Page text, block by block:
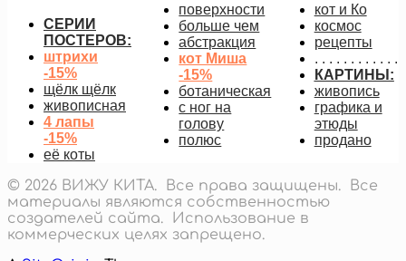
СЕРИИ
ПОСТЕРОВ:
штрихи
-15%
щёлк щёлк
живописная
4 лапы
-15%
её коты
поверхности
больше чем
абстракция
кот Миша
-15%
ботаническая
с ног на
голову
полюс
кот и Ко
космос
рецепты
. . . . . . . . . . . .
КАРТИНЫ:
живопись
графика и
этюды
продано
© 2026 ВИЖУ КИТА. Все права защищены. Все
материалы являются собственностью
создателей сайта. Использование в
коммерческих целях запрещено.